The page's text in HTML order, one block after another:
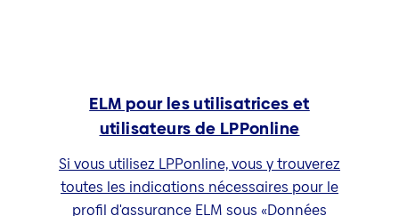
ELM pour les utilisatrices et
utilisateurs de LPPonline
Si vous utilisez LPPonline, vous y trouverez
toutes les indications nécessaires pour le
profil d'assurance ELM sous «Données